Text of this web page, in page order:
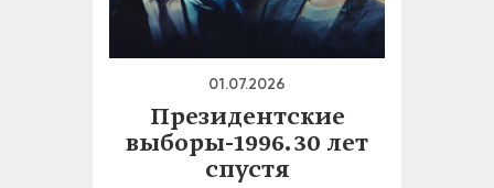
01.07.2026
Президентские
выборы-1996. 30 лет
спустя